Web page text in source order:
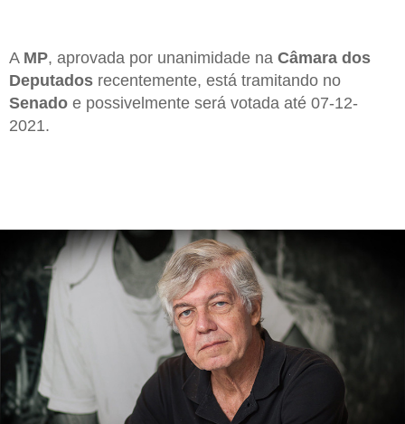
A MP, aprovada por unanimidade na Câmara dos
Deputados recentemente, está tramitando no
Senado e possivelmente será votada até 07-12-
2021.